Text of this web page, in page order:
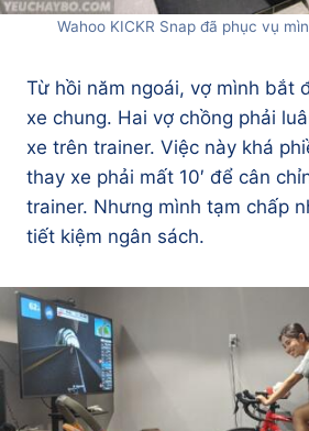
Wahoo KICKR Snap đã phục vụ
Từ hồi năm ngoái, vợ mình bắt
xe chung. Hai vợ chồng phải
xe trên trainer. Việc này khá
thay xe phải mất 10′ để cân
trainer. Nhưng mình tạm chấp
tiết kiệm ngân sách.